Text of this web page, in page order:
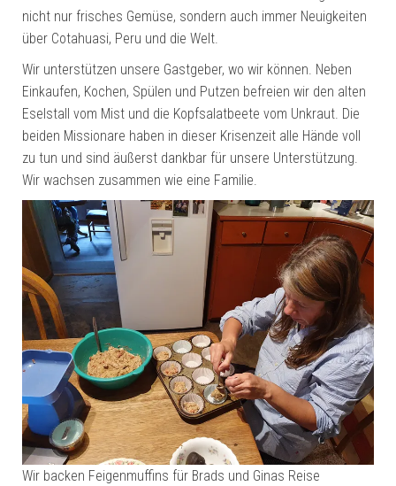
nicht nur frisches Gemüse, sondern auch immer Neuigkeiten
über Cotahuasi, Peru und die Welt.
Wir unterstützen unsere Gastgeber, wo wir können. Neben
Einkaufen, Kochen, Spülen und Putzen befreien wir den alten
Eselstall vom Mist und die Kopfsalatbeete vom Unkraut. Die
beiden Missionare haben in dieser Krisenzeit alle Hände voll
zu tun und sind äußerst dankbar für unsere Unterstützung.
Wir wachsen zusammen wie eine Familie.
Wir backen Feigenmuffins für Brads und Ginas Reise